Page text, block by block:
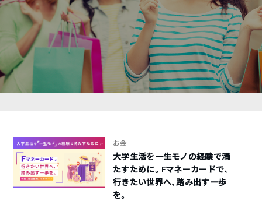
お金
大学生活を一生モノの経験で満
たすために。Fマネーカードで、
行きたい世界へ、踏み出す一歩
を。